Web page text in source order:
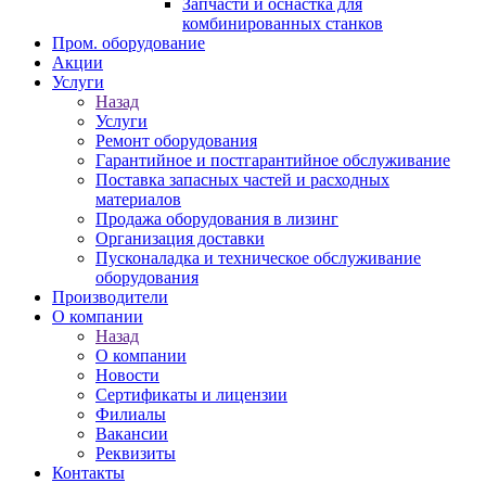
Запчасти и оснастка для
комбинированных станков
Пром. оборудование
Акции
Услуги
Назад
Услуги
Ремонт оборудования
Гарантийное и постгарантийное обслуживание
Поставка запасных частей и расходных
материалов
Продажа оборудования в лизинг
Организация доставки
Пусконаладка и техническое обслуживание
оборудования
Производители
О компании
Назад
О компании
Новости
Сертификаты и лицензии
Филиалы
Вакансии
Реквизиты
Контакты